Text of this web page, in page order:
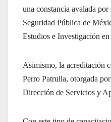
una constancia avalada
Seguridad Pública de
Estudios e Investigación
Asimismo, la acreditación
Perro Patrulla, otorgada
Dirección de Servicios y